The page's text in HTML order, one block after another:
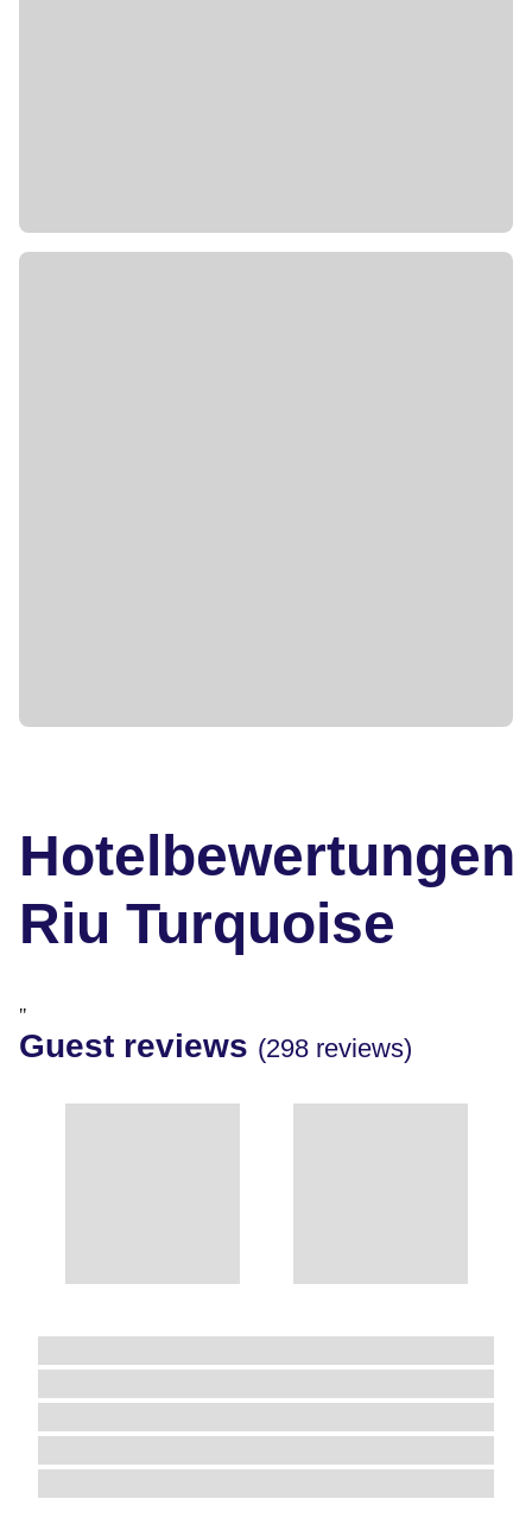
Hotelbewertungen
Riu Turquoise
"
Guest reviews (298 reviews)